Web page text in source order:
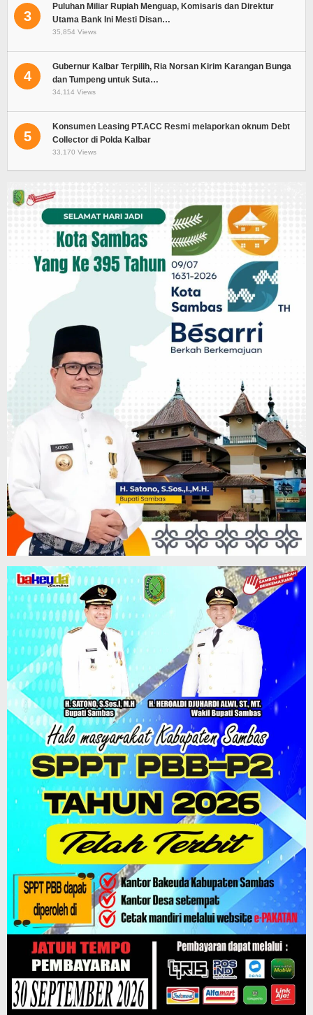
3
Puluhan Miliar Rupiah Menguap, Komisaris dan Direktur
Utama Bank Ini Mesti Disan…
35,854 Views
4
Gubernur Kalbar Terpilih, Ria Norsan Kirim Karangan Bunga
dan Tumpeng untuk Suta…
34,114 Views
5
Konsumen Leasing PT.ACC Resmi melaporkan oknum Debt
Collector di Polda Kalbar
33,170 Views